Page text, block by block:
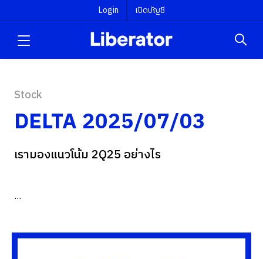
Login เปิดบัญชี
Stock
DELTA 2025/07/03
เรามองแนวโน้ม 2Q25 อย่างไร
...